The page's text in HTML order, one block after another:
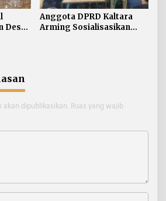
Desa
Anggota DPRD Kaltara
Arming Sosialisasikan
dipublikasikan. Ruas yang wajib